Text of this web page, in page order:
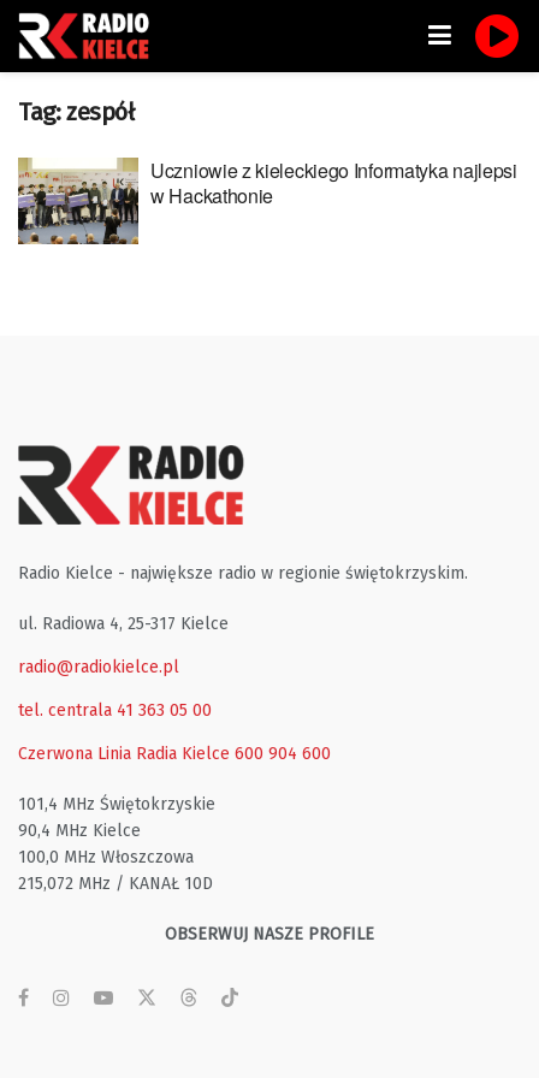
Tag:zespół
Uczniowie z kieleckiego Informatyka najlepsi
w Hackathonie
Radio Kielce - największe radio w regionie świętokrzyskim.
ul. Radiowa 4, 25-317 Kielce
radio@radiokielce.pl
tel. centrala 41 363 05 00
Czerwona Linia Radia Kielce 600 904 600
101,4 MHz Świętokrzyskie
90,4 MHz Kielce
100,0 MHz Włoszczowa
215,072 MHz / KANAŁ 10D
OBSERWUJ NASZE PROFILE